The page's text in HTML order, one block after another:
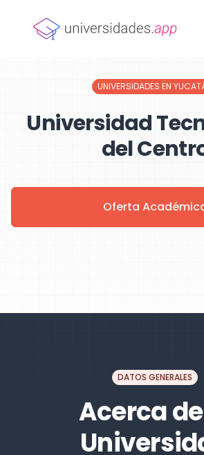
UNIVERSIDADES EN
Universidad
del
Oferta
DATOS GENERALES
Acerca